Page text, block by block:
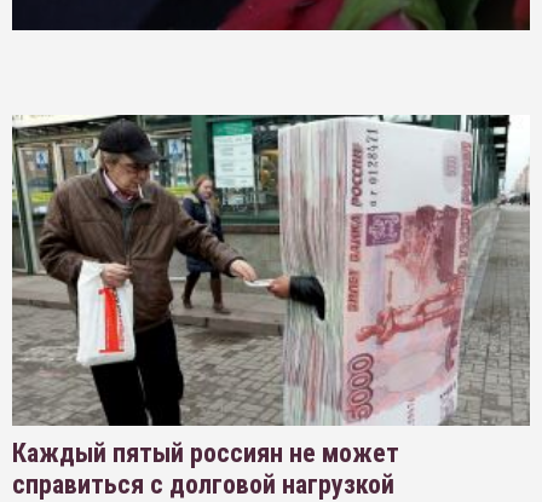
Каждый пятый россиян не может
справиться с долговой нагрузкой